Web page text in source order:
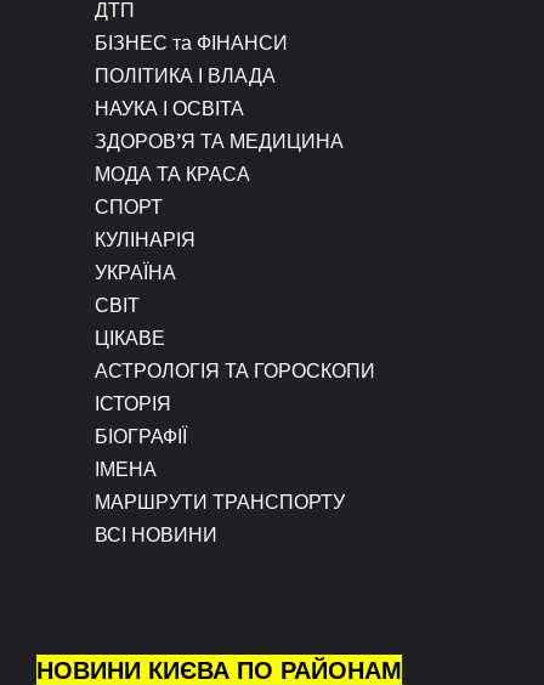
ДТП
БІЗНЕС та ФІНАНСИ
ПОЛІТИКА І ВЛАДА
НАУКА І ОСВІТА
ЗДОРОВ’Я ТА МЕДИЦИНА
МОДА ТА КРАСА
СПОРТ
КУЛІНАРІЯ
УКРАЇНА
СВІТ
ЦІКАВЕ
АСТРОЛОГІЯ ТА ГОРОСКОПИ
ІСТОРІЯ
БІОГРАФІЇ
ІМЕНА
МАРШРУТИ ТРАНСПОРТУ
ВСІ НОВИНИ
НОВИНИ КИЄВА ПО РАЙОНАМ